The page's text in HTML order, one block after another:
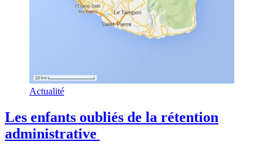
Actualité
Les enfants oubliés de la rétention
administrative